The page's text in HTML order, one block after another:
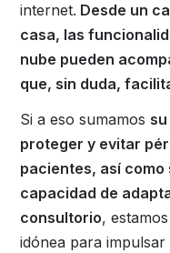
internet. Desde un
casa, las
nube pueden
que, sin duda,
Si a eso sumamos
proteger y evitar
pacientes, así
capacidad de
consultorio,
idónea para